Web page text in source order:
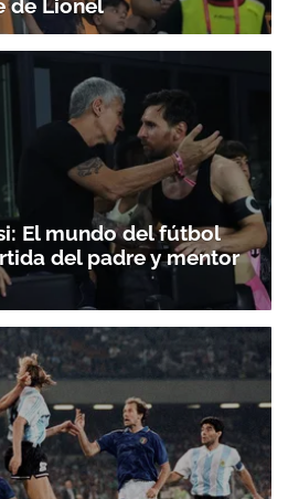
de Lionel
El mundo del fútbol
del padre y mentor